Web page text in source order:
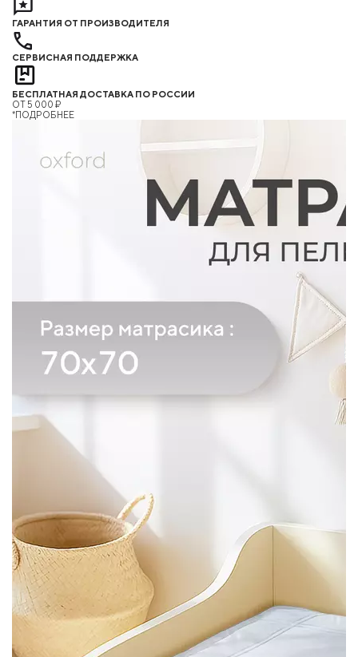
ГАРАНТИЯ ОТ ПРОИЗВОДИТЕЛЯ
СЕРВИСНАЯ ПОДДЕРЖКА
БЕСПЛАТНАЯ ДОСТАВКА ПО РОССИИ
ОТ 5 000 ₽
*ПОДРОБНЕЕ